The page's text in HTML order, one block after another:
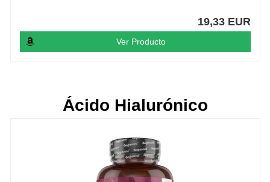
19,33 EUR
Ver Producto
Ácido Hialurónico